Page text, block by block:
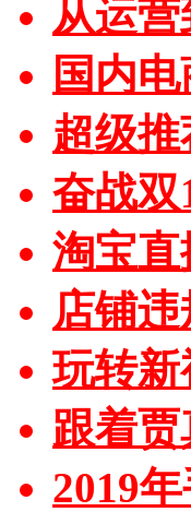
从运
国内
超级
奋战双
淘宝直
店铺
玩转
跟着
2019